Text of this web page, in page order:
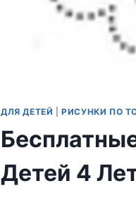
ДЛЯ ДЕТЕЙ |РИСУНКИ ПО
Детей 4